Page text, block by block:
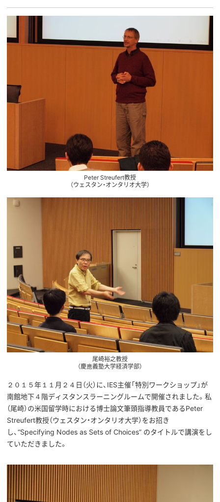
Peter Streufert教授
（ウェスタン・オンタリオ大学）
尾崎裕之教授
（慶應義塾大学経済学部）
２０１５年１１月２４日（火）に、IES主催「特別ワークショップ」が
南館地下４階ディスタンスラーニングルームで開催されました。私
（尾崎）の米国留学時における博士論文筆頭指導教員であるPeter
Streufert教授（ウェスタン・オンタリオ大学）をお招き
し、“Specifying Nodes as Sets of Choices” のタイトルで講演をし
ていただきました。